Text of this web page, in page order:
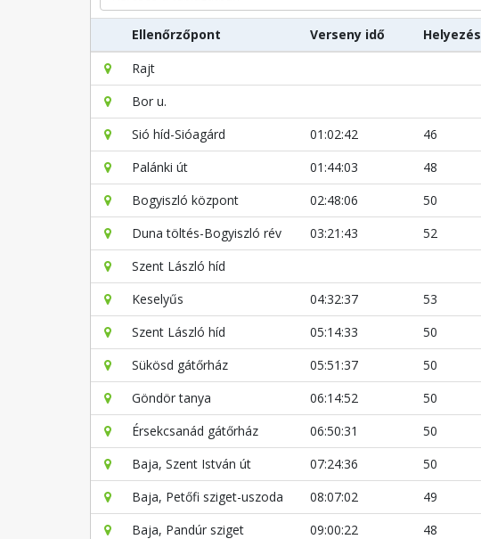
Ellenőrzőpont Verseny idő Helyezés
Rajt
Bor u.
Sió híd-Sióagárd
01:02:42 46
Palánki út
01:44:03 48
Bogyiszló központ
02:48:06 50
Duna töltés-Bogyiszló rév
03:21:43 52
Szent László híd
Keselyűs
04:32:37 53
Szent László híd
05:14:33 50
Sükösd gátőrház
05:51:37 50
Göndör tanya
06:14:52 50
Érsekcsanád gátőrház
06:50:31 50
Baja, Szent István út
07:24:36 50
Baja, Petőfi sziget-uszoda
08:07:02 49
Baja, Pandúr sziget
09:00:22 48